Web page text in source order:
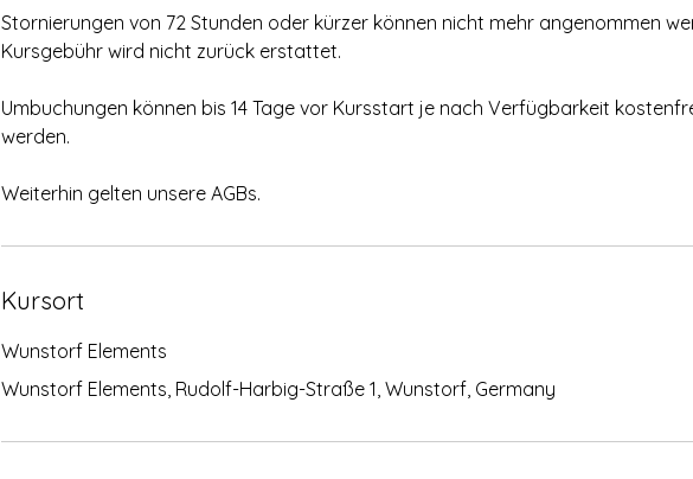
Stornierungen von 72 Stunden oder kürzer können nicht mehr angenommen
Kursgebühr wird nicht zurück erstattet.
Umbuchungen können bis 14 Tage vor Kursstart je nach Verfügbarkeit
werden.
Weiterhin gelten unsere AGBs.
Kursort
Wunstorf Elements
Wunstorf Elements, Rudolf-Harbig-Straße 1, Wunstorf, Germany